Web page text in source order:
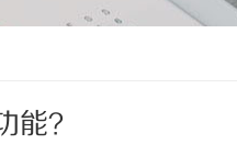
能？